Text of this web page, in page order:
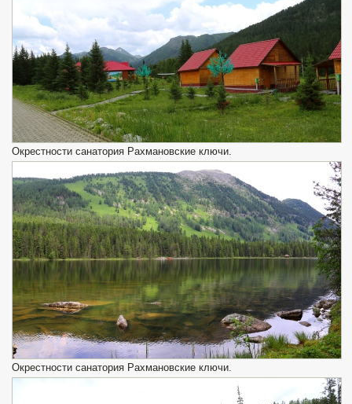
Окрестности санатория Рахмановские ключи.
Окрестности санатория Рахмановские ключи.